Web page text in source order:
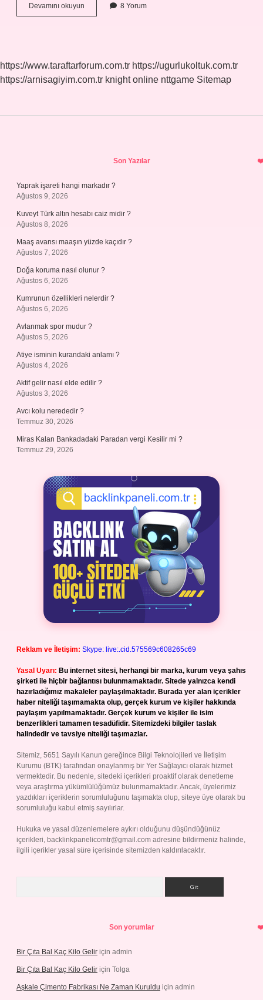
Devamını okuyun
Yayın
Gerekir
8 Yorum
https://www.taraftarforum.com.tr https://ugurlukoltuk.com.tr
https://arnisagiyim.com.tr knight online nttgame Sitemap
Son Yazılar
Yaprak işareti hangi markadır ?
Ağustos 9, 2026
Kuveyt Türk altın hesabı caiz midir ?
Ağustos 8, 2026
Maaş avansı maaşın yüzde kaçıdır ?
Ağustos 7, 2026
Doğa koruma nasıl olunur ?
Ağustos 6, 2026
Kumrunun özellikleri nelerdir ?
Ağustos 6, 2026
Avlanmak spor mudur ?
Ağustos 5, 2026
Atiye isminin kurandaki anlamı ?
Ağustos 4, 2026
Aktif gelir nasıl elde edilir ?
Ağustos 3, 2026
Avcı kolu nerededir ?
Temmuz 30, 2026
Miras Kalan Bankadadaki Paradan vergi Kesilir mi ?
Temmuz 29, 2026
Reklam ve İletişim: Skype: live:.cid.575569c608265c69
Yasal Uyarı: Bu internet sitesi, herhangi bir marka, kurum veya şahıs
şirketi ile hiçbir bağlantısı bulunmamaktadır. Sitede yalnızca kendi
hazırladığımız makaleler paylaşılmaktadır. Burada yer alan içerikler
haber niteliği taşımamakta olup, gerçek kurum ve kişiler hakkında
paylaşım yapılmamaktadır. Gerçek kurum ve kişiler ile isim
benzerlikleri tamamen tesadüfidir. Sitemizdeki bilgiler taslak
halindedir ve tavsiye niteliği taşımazlar.
Sitemiz, 5651 Sayılı Kanun gereğince Bilgi Teknolojileri ve İletişim
Kurumu (BTK) tarafından onaylanmış bir Yer Sağlayıcı olarak hizmet
vermektedir. Bu nedenle, sitedeki içerikleri proaktif olarak denetleme
veya araştırma yükümlülüğümüz bulunmamaktadır. Ancak, üyelerimiz
yazdıkları içeriklerin sorumluluğunu taşımakta olup, siteye üye olarak bu
sorumluluğu kabul etmiş sayılırlar.
Hukuka ve yasal düzenlemelere aykırı olduğunu düşündüğünüz
içerikleri, backlinkpanelicomtr@gmail.com adresine bildirmeniz halinde,
ilgili içerikler yasal süre içerisinde sitemizden kaldırılacaktır.
Son yorumlar
Bir Çıta Bal Kaç Kilo Gelir için admin
Bir Çıta Bal Kaç Kilo Gelir için Tolga
Aşkale Çimento Fabrikası Ne Zaman Kuruldu için admin